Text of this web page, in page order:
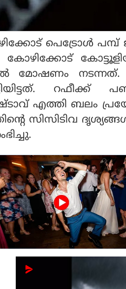
പെട്രോള്‍ പമ്പ്
കോഴിക്കോട്
മോഷണം നടന്നത്.
റഫീക്ക്
എത്തി ബലം
സിസിടിവ